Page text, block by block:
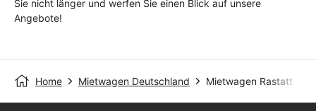
Sie nicht länger und werfen Sie einen Blick auf unsere
Angebote!
Home Mietwagen Deutschland Mietwagen Rastatt